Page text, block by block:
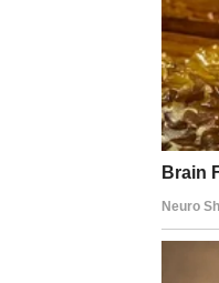
Pred